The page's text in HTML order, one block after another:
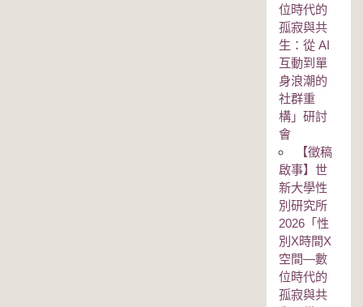
位時代的
孤寂與共
生：從 AI
互動到單
身浪潮的
社群重
構」研討
會
【徵稿
啟事】世
新大學性
別研究所
2026「性
別Χ時間Χ
空間—數
位時代的
孤寂與共